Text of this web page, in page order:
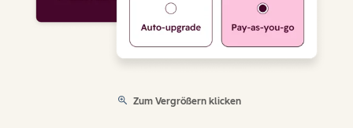
Zum Vergrößern klicken